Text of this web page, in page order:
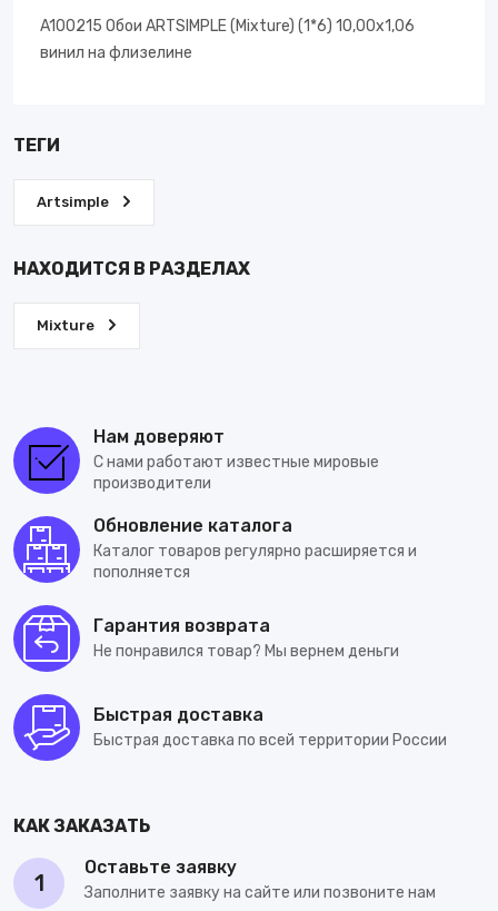
A100215 Обои ARTSIMPLE (Mixture) (1*6) 10,00x1,06
винил на флизелине
ТЕГИ
Artsimple
НАХОДИТСЯ В РАЗДЕЛАХ
Mixture
Нам доверяют
С нами работают известные мировые
производители
Обновление каталога
Каталог товаров регулярно расширяется и
пополняется
Гарантия возврата
Не понравился товар? Мы вернем деньги
Быстрая доставка
Быстрая доставка по всей территории России
КАК ЗАКАЗАТЬ
1
Оставьте заявку
Заполните заявку на сайте или позвоните нам